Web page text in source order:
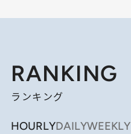
RANKING
ランキング
HOURLYDAILYWEEKLY